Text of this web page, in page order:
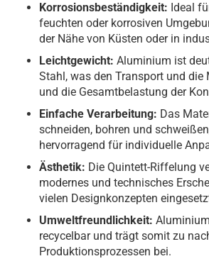
Korrosionsbeständigkeit: Ideal
feuchten oder korrosiven
der Nähe von Küsten oder in
Leichtgewicht: Aluminium ist
Stahl, was den Transport und die
und die Gesamtbelastung der
Einfache Verarbeitung: Das
schneiden, bohren und
hervorragend für individuelle
Ästhetik: Die Quintett-Riffelung
modernes und technisches
vielen Designkonzepten
Umweltfreundlichkeit:
recycelbar und trägt somit zu
Produktionsprozessen bei.